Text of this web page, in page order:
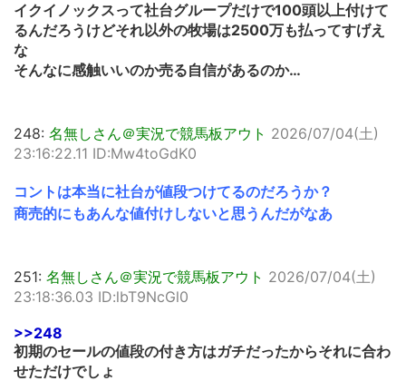
イクイノックスって社台グループだけで100頭以上付けて
るんだろうけどそれ以外の牧場は2500万も払ってすげえ
な
そんなに感触いいのか売る自信があるのか…
248: 名無しさん＠実況で競馬板アウト 2026/07/04(土)
23:16:22.11 ID:Mw4toGdK0
コントは本当に社台が値段つけてるのだろうか？
商売的にもあんな値付けしないと思うんだがなあ
251: 名無しさん＠実況で競馬板アウト 2026/07/04(土)
23:18:36.03 ID:lbT9NcGl0
>>248
初期のセールの値段の付き方はガチだったからそれに合わ
せただけでしょ